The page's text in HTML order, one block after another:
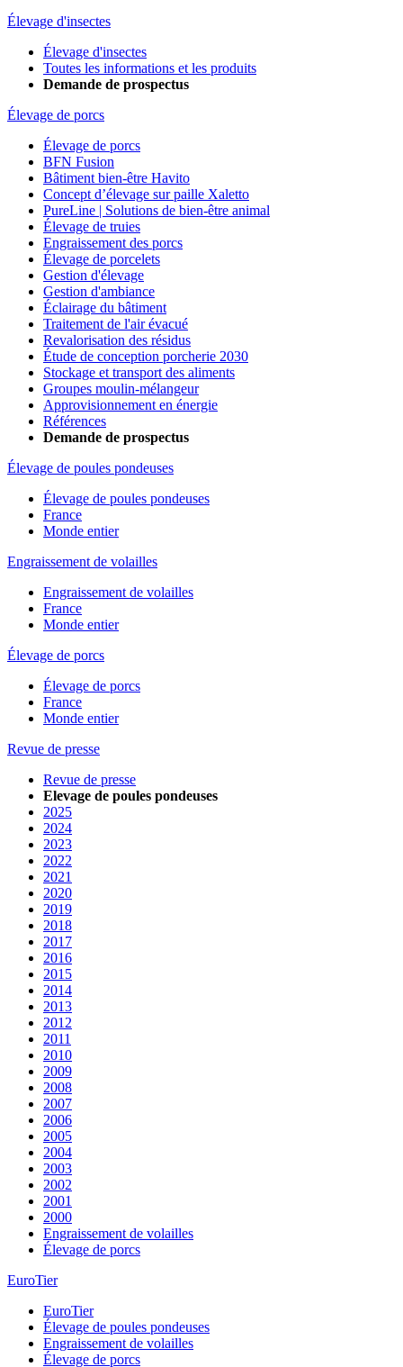
Élevage d'insectes
Élevage d'insectes
Toutes les informations et les produits
Demande de prospectus
Élevage de porcs
Élevage de porcs
BFN Fusion
Bâtiment bien-être Havito
Concept d’élevage sur paille Xaletto
PureLine | Solutions de bien-être animal
Élevage de truies
Engraissement des porcs
Élevage de porcelets
Gestion d'élevage
Gestion d'ambiance
Éclairage du bâtiment
Traitement de l'air évacué
Revalorisation des résidus
Étude de conception porcherie 2030
Stockage et transport des aliments
Groupes moulin-mélangeur
Approvisionnement en énergie
Références
Demande de prospectus
Élevage de poules pondeuses
Élevage de poules pondeuses
France
Monde entier
Engraissement de volailles
Engraissement de volailles
France
Monde entier
Élevage de porcs
Élevage de porcs
France
Monde entier
Revue de presse
Revue de presse
Elevage de poules pondeuses
2025
2024
2023
2022
2021
2020
2019
2018
2017
2016
2015
2014
2013
2012
2011
2010
2009
2008
2007
2006
2005
2004
2003
2002
2001
2000
Engraissement de volailles
Élevage de porcs
EuroTier
EuroTier
Élevage de poules pondeuses
Engraissement de volailles
Élevage de porcs